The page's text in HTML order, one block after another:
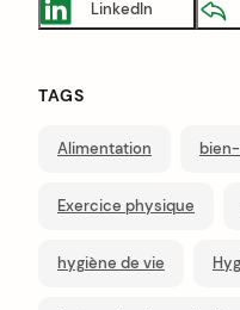
LinkedIn
TAGS
Alimentation
Exercice physique
hygiène de vie